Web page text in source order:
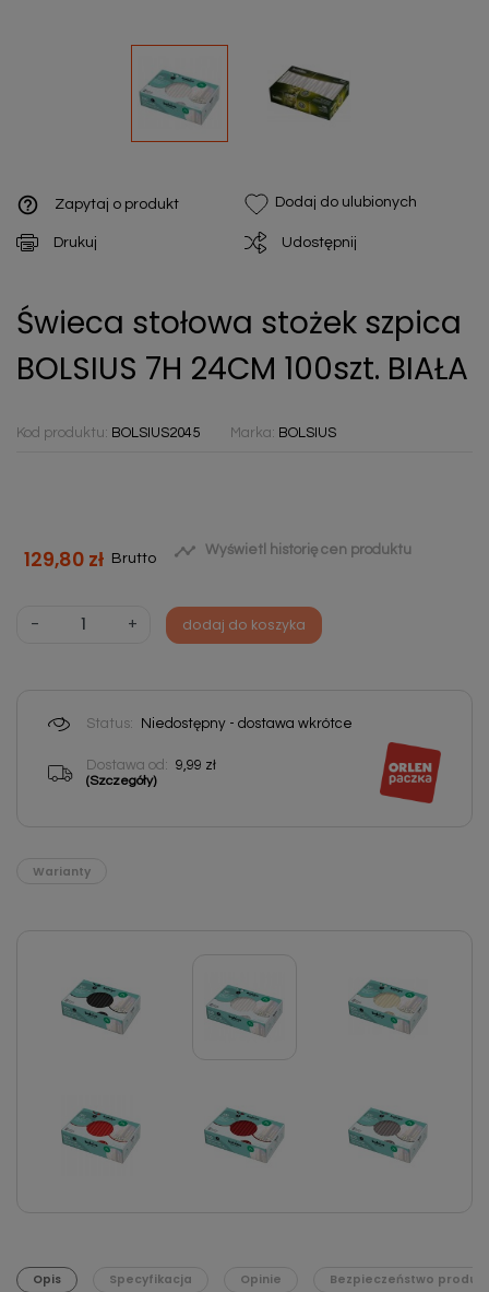
help_outline Zapytaj o produkt Dodaj do ulubionych
Drukuj Udostępnij
Świeca stołowa stożek szpica
BOLSIUS 7H 24CM 100szt. BIAŁA
Kod produktu: BOLSIUS2045 Marka: BOLSIUS
129,80 zł Brutto  Wyświetl historię cen produktu
- + dodaj do koszyka
Status: Niedostępny - dostawa wkrótce
Dostawa od: 9,99 zł
(Szczegóły)
Warianty
Opis Specyfikacja Opinie Bezpieczeństwo